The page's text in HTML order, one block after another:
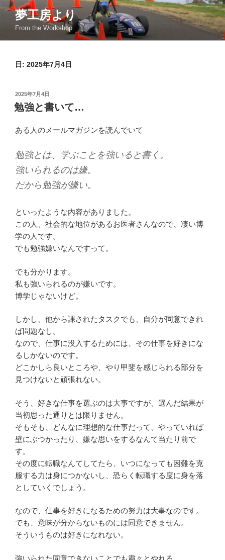
ン
夢工房より
From the Workshop
日: 2025年7月4日
投
稿
日:
2025年7月4日
勉強と書いて…
ある人のメールマガジンを読んでいて
勉強とは、学ぶことを強いると書く。
強いられるのは嫌。
だから勉強が嫌い。
といったような内容がありました。
この人、社会的な地位があるお医者さんなので、凄い博
学の人です。
でも勉強嫌いなんですって。
でも分かります。
私も強いられるのが嫌いです。
博学じゃないけど。
しかし、他から課されたタスクでも、自分が同意できれ
ば問題なし。
なので、仕事に没入するためには、その仕事を好きにな
るしかないのです。
どこかしら良いところや、やり甲斐を感じられる部分を
見つけないと頑張れない。
そう、好きな仕事を選ぶのは大事ですが、選んだ結果が
当初思った通りとは限りません。
そもそも、どんなに理想的な仕事だって、やっていれば
壁にぶつかったり、嫌な思いをするなんて当たり前で
す。
その度に転職なんてしてたら、いつになっても困難を克
服する力は身につかないし、恐らく転職する度に身を落
としていくでしょう。
なので、仕事を好きになるための努力は大事なのです。
でも、意味が分からないものには同意できません。
そういうものは好きになれない。
強いられた同意できないことでも粛々とやれる